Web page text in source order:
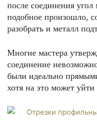
после соединения
подобное произошло,
разобрать и металл
Многие мастера
соединение
были идеально
хотя на это может